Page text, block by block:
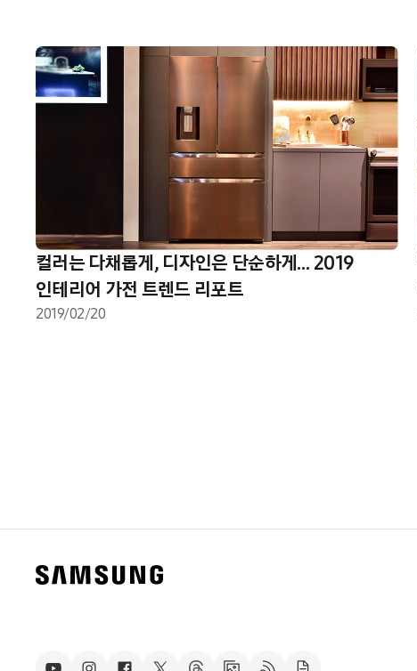
컬러는 다채롭게, 디자인은 단순하게… 2019
인테리어 가전 트렌드 리포트
2019/02/20